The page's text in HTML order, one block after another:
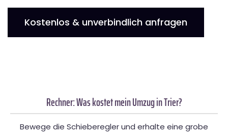
Kostenlos & unverbindlich anfragen
Rechner: Was kostet mein Umzug in Trier?
Bewege die Schieberegler und erhalte eine grobe